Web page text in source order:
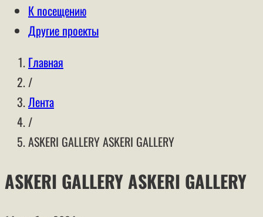
К посещению
Другие проекты
Главная
/
Лента
/
ASKERI GALLERY ASKERI GALLERY
ASKERI GALLERY ASKERI GALLERY